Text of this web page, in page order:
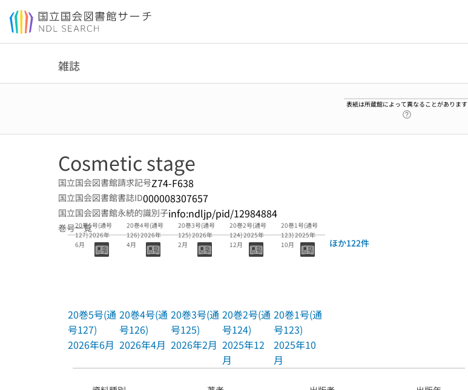
本文へ移動
雑誌
表紙は所蔵館によって異なることがあります
Cosmetic stage
国立国会図書館請求記号Z74-F638
国立国会図書館書誌ID000008307657
国立国会図書館永続的識別子info:ndljp/pid/12984884
巻号一覧20巻5号(通号
127) 2026年
6月
20巻5号(通
号127)
2026年6月
20巻4号(通号
126) 2026年
4月
20巻4号(通
号126)
2026年4月
20巻3号(通号
125) 2026年
2月
20巻3号(通
号125)
2026年2月
20巻2号(通号
124) 2025年
12月
20巻2号(通
号124)
2025年12
月
20巻1号(通号
123) 2025年
10月
20巻1号(通
号123)
2025年10
月
ほか122件